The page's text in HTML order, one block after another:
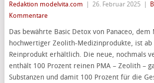
Redaktion modelvita.com 26. Februar 2025
Kommentare
Das bewährte Basic Detox von Panaceo,
hochwertiger Zeolith-Medizinprodukte, ist ab
Reinprodukt erhältlich. Die neue, nochmals
enthält 100 Prozent reinen PMA – Zeolith –
Substanzen und damit 100 Prozent für die